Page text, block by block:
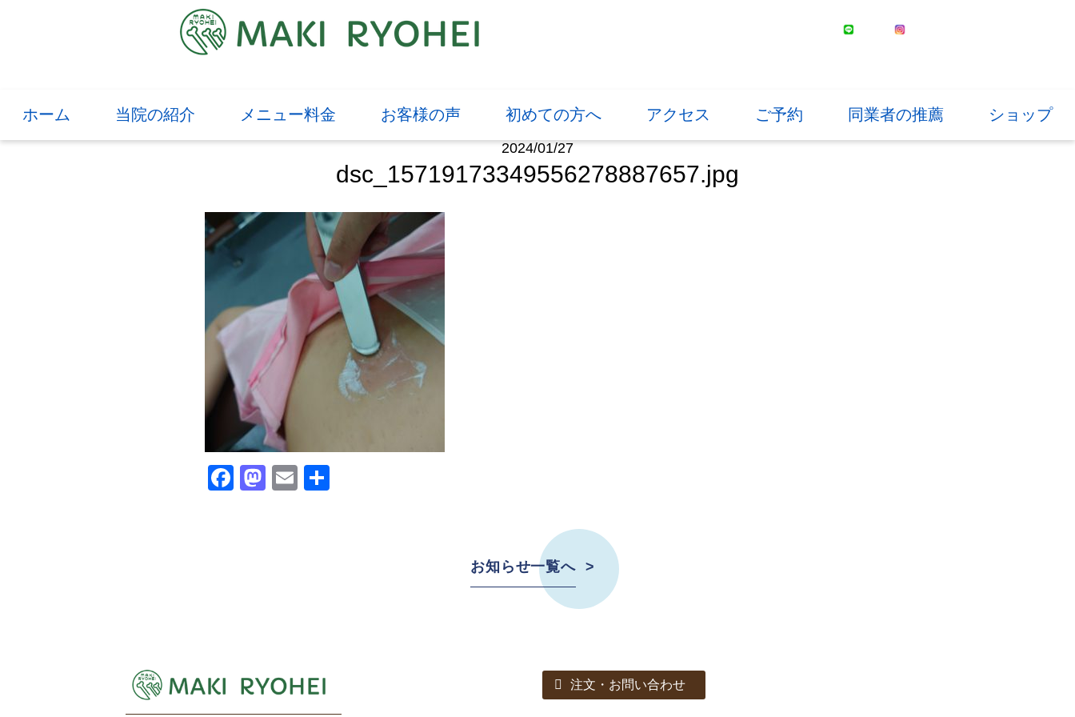
ホーム 当院の紹介 メニュー料金 お客様の声 初めての方へ アクセス ご予約 同業者の推薦 ショップ
2024/01/27
dsc_15719173349556278887657.jpg
Facebook
Mastodon
Email
お知らせ一覧へ
注文・お問い合わせ